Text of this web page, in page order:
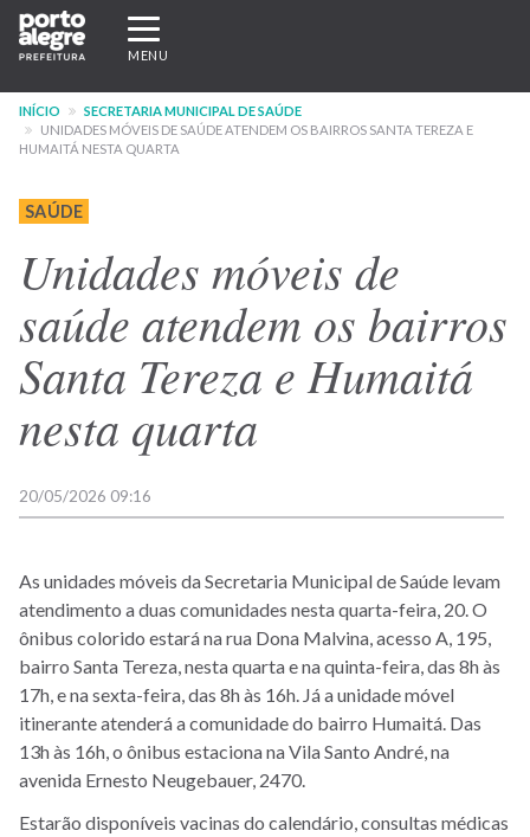
Pular
para
conteúdo
principal
Expandir/recolher
navegação
MENU
INÍCIO
SECRETARIA MUNICIPAL DE SAÚDE
UNIDADES MÓVEIS DE SAÚDE ATENDEM OS BAIRROS SANTA TEREZA E
HUMAITÁ NESTA QUARTA
SAÚDE
Unidades móveis de
saúde atendem os bairros
Santa Tereza e Humaitá
nesta quarta
20/05/2026 09:16
As unidades móveis da Secretaria Municipal de Saúde levam
atendimento a duas comunidades nesta quarta-feira, 20. O
ônibus colorido estará na rua Dona Malvina, acesso A, 195,
bairro Santa Tereza, nesta quarta e na quinta-feira, das 8h às
17h, e na sexta-feira, das 8h às 16h. Já a unidade móvel
itinerante atenderá a comunidade do bairro Humaitá. Das
13h às 16h, o ônibus estaciona na Vila Santo André, na
avenida Ernesto Neugebauer, 2470.
Estarão disponíveis vacinas do calendário, consultas médicas